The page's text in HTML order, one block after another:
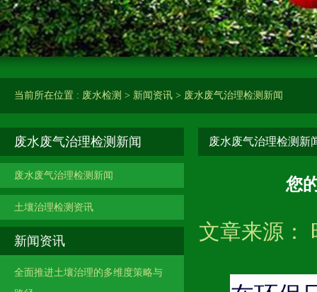
当前所在位置 : 废水检测 > 新闻资讯 > 废水废气治理检测新闻
废水废气治理检测新闻
废水废气治理检测新闻
土壤治理检测资讯
新闻资讯
全面推进土壤治理的多维度策略与
废水废气治理检测新
您
文章来源